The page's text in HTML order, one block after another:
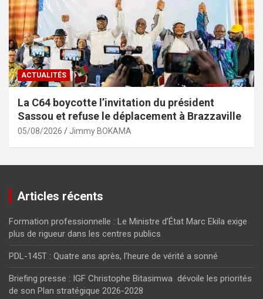
ACTUALITÉS
La C64 boycotte l’invitation du président
Sassou et refuse le déplacement à Brazzaville
05/08/2026 Jimmy BOKAMA
Articles récents
Formation professionnelle : Le Ministre d’État Marc Ekila exige
plus de rigueur dans les centres publics
PDL-145T : Quatre ans après, l’heure de vérité a sonné
Briefing presse : IGF Christophe Bitasimwa dévoile les priorités
de son Plan stratégique 2026-2028